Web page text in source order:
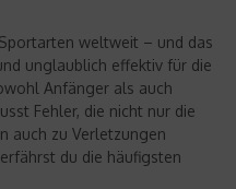
weltweit – und das
unglaublich effektiv für die
Anfänger als auch
Fehler, die nicht nur die
auch zu Verletzungen
du die häufigsten